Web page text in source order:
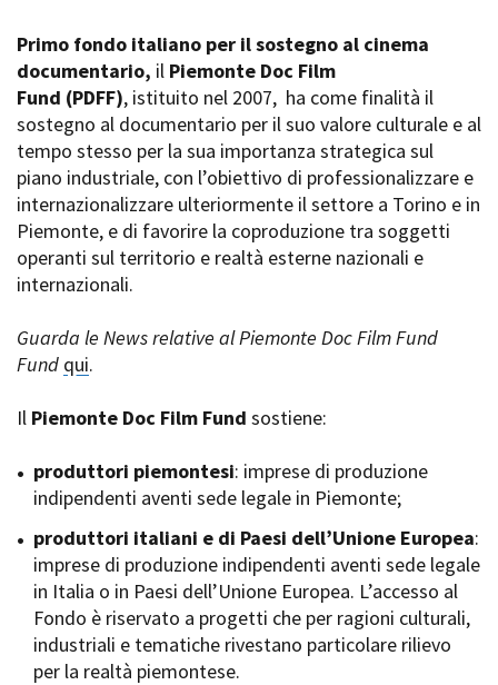
Partner
Rete regionale
Bilancio sociale
Amministrazione
trasparente
Bandi e gare
Sostenibilità ambientale
SERVIZI
Servizi generali
Spazi nella sede FCTP
Sala Casting
Sala Paolo Tenna
Piemonte Film Tv Fund
Piemonte Film Tv
Development Fund
Piemonte Doc Film Fund
Short Film Fund
PRODUCTION GUIDE
Società di produzione
Strutture di servizio
Guarda che storia!
La Grazia - Immagini e
location della Torino di Paolo
Sorrentino
Open Day
Ciak in TOur!
FESTIVAL, MARKETS,
AWARDS
International Film Festival
Festival de Cannes
Locarno Film Festival
Cinematografica Venezia
Toronto International Film
Festa del Cinema di Roma
Torino Film Festival
David di Donatello
Nastri d’Argento
Premio Solinas
Primo fondo italiano per il sostegno al cinema
documentario, il Piemonte Doc Film
Fund (PDFF), istituito nel 2007, ha come finalità il
sostegno al documentario per il suo valore culturale e al
tempo stesso per la sua importanza strategica sul
piano industriale, con l’obiettivo di professionalizzare e
internazionalizzare ulteriormente il settore a Torino e in
Piemonte, e di favorire la coproduzione tra soggetti
operanti sul territorio e realtà esterne nazionali e
internazionali.
Guarda le News relative al Piemonte Doc Film Fund
Fund qui.
Il Piemonte Doc Film Fund sostiene:
produttori piemontesi: imprese di produzione
indipendenti aventi sede legale in Piemonte;
produttori italiani e di Paesi dell’Unione Europea:
imprese di produzione indipendenti aventi sede legale
in Italia o in Paesi dell’Unione Europea. L’accesso al
Fondo è riservato a progetti che per ragioni culturali,
industriali e tematiche rivestano particolare rilievo
per la realtà piemontese.